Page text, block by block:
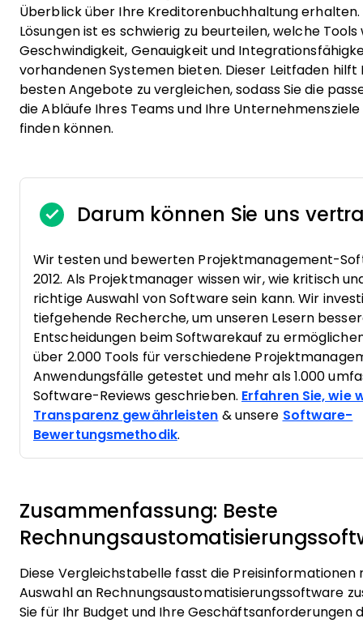
Überblick über Ihre Kreditorenbuchhaltung erhalten.
Lösungen ist es schwierig zu beurteilen, welche Tools
Geschwindigkeit, Genauigkeit und
vorhandenen Systemen bieten. Dieser Leitfaden hilft
besten Angebote zu vergleichen, sodass Sie die
die Abläufe Ihres Teams und Ihre
finden können.
Darum können Sie uns
Wir testen und bewerten Projektmanagement-
2012. Als Projektmanager wissen wir, wie kritisch
richtige Auswahl von Software sein kann. Wir
tiefgehende Recherche, um unseren Lesern
Entscheidungen beim Softwarekauf zu
über 2.000 Tools für verschiedene
Anwendungsfälle getestet und mehr als 1.000
Software-Reviews geschrieben. Erfahren Sie, wie
Transparenz gewährleisten & unsere Software-
Bewertungsmethodik.
Zusammenfassung: Beste
Diese Vergleichstabelle fasst die Preisinformationen
Auswahl an Rechnungsaustomatisierungssoftware
Sie für Ihr Budget und Ihre Geschäftsanforderungen